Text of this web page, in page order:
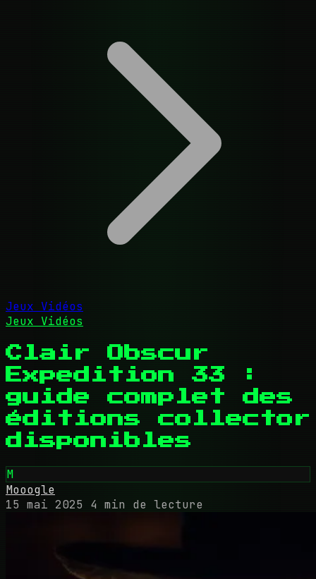
Jeux Vidéos
Jeux Vidéos
Clair Obscur
Expedition 33 :
guide complet des
éditions collector
disponibles
M
Mooogle
15 mai 2025
4 min de lecture